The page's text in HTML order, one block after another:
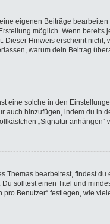
eigenen Beiträge
möglich. Wenn
Hinweis erscheint
warum dein Beitrag
eine solche in den
auch hinzufügen, indem du
„Signatur anhängen“
Themas bearbeitest, findest
solltest einen Titel und
Benutzer“ festlegen, wie